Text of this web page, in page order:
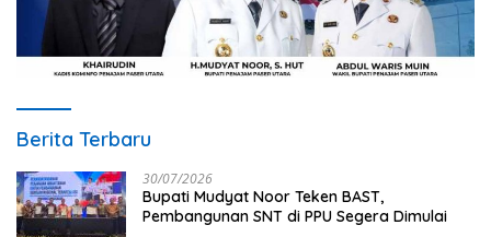
Berita Terbaru
30/07/2026
Bupati Mudyat Noor Teken BAST,
Pembangunan SNT di PPU Segera Dimulai